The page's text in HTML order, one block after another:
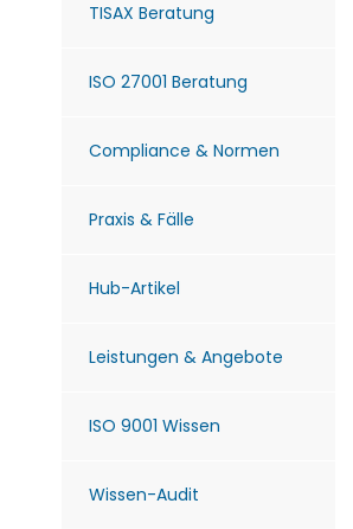
TISAX Beratung
ISO 27001 Beratung
Compliance & Normen
Praxis & Fälle
Hub-Artikel
Leistungen & Angebote
ISO 9001 Wissen
Wissen-Audit